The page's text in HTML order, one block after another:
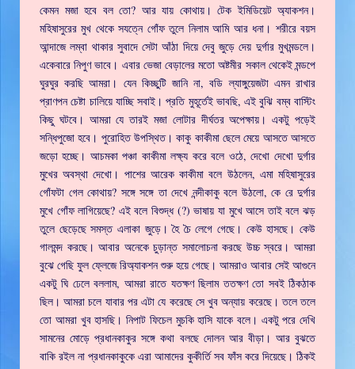
কেমন মজা হবে বল তো? আর যায় কোথায়। টেক ইমিডিয়েট অ্যাকশন।
মহিষাসুরের মুখ থেকে সযত্নে গোঁফ তুলে নিলাম আমি আর ধনা। শরীরে বয়স
আন্দাজে লম্বা থাকার সুবাদে সেটা আঁঠা দিয়ে দেবু জুড়ে দেয় দুর্গার মুখমন্ডলে।
একেবারে নিপুণ ভাবে। এবার ভেজা বেড়ালের মতো অষ্টমীর সকাল থেকেই মন্ডপে
ঘুরঘুর করছি আমরা। যেন কিচ্ছুটি জানি না, বডি ল্যাঙ্গুয়েজটা এমন রাখার
প্রাণপন চেষ্টা চালিয়ে যাচ্ছি সবাই। প্রতি মুহূর্তেই ভাবছি, এই বুঝি বম্ব বাস্টিং
কিছু ঘটবে। আমরা যে তারই মজা লোটার দীর্ঘতর অপেক্ষায়। একটু পড়েই
সন্ধিপুজো হবে। পুরোহিত উপস্থিত। কাকু কাকীমা ছেলে মেয়ে আসতে আসতে
জড়ো হচ্ছে। আচমকা পঞ্চা কাকীমা লক্ষ্য করে বলে ওঠে, দেখো দেখো দুর্গার
মুখের অবস্থা দেখো। পাশের আরেক কাকীমা বলে উঠলেন, এমা মহিষাসুরের
গোঁফটা গেল কোথায়? সঙ্গে সঙ্গে তা দেখে নন্দীকাকু বলে উঠলো, কে রে দুর্গার
মুখে গোঁফ লাগিয়েছে? এই বলে বিশুদ্ধ (?) ভাষায় যা মুখে আসে তাই বলে ঝড়
তুলে ছেড়েছে সমস্ত এলাকা জুড়ে। হৈ চৈ লেগে গেছে। কেউ হাসছে। কেউ
গালমন্দ করছে। আবার অনেকে চুড়ান্ত সমালোচনা করছে উচ্চ স্বরে। আমরা
বুঝে গেছি ফুল ফ্লেজে রিঅ্যাকশন শুরু হয়ে গেছে। আমরাও আবার সেই আগুনে
একটু ঘি ঢেলে বললাম, আমরা রাতে যতক্ষণ ছিলাম ততক্ষণ তো সবই ঠিকঠাক
ছিল। আমরা চলে যাবার পর এটা যে করেছে সে খুব অন্যায় করেছে। তলে তলে
তো আমরা খুব হাসছি। নিপাট ফিচেল মুচকি হাসি যাকে বলে। একটু পরে দেখি
সামনের মোড়ে প্রধানকাকুর সঙ্গে কথা বলছে দোলন আর বীড়া। আর বুঝতে
বাকি রইল না প্রধানকাকুকে এরা আমাদের কুকীর্তি সব ফাঁস করে দিয়েছে। ঠিকই